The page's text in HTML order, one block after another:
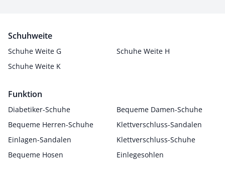
Schuhweite
Schuhe Weite G
Schuhe Weite H
Schuhe Weite K
Funktion
Diabetiker-Schuhe
Bequeme Damen-Schuhe
Bequeme Herren-Schuhe
Klettverschluss-Sandalen
Einlagen-Sandalen
Klettverschluss-Schuhe
Bequeme Hosen
Einlegesohlen